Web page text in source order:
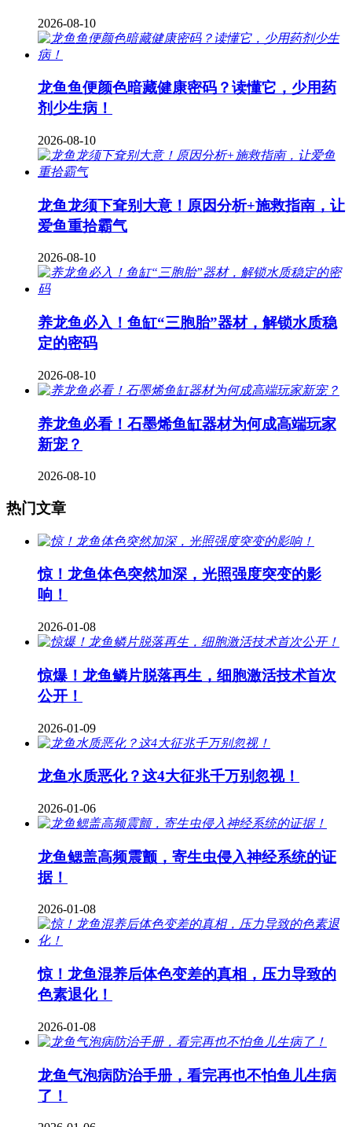
2026-08-10
龙鱼鱼便颜色暗藏健康密码？读懂它，少用药
剂少生病！
2026-08-10
龙鱼龙须下耷别大意！原因分析+施救指南，让
爱鱼重拾霸气
2026-08-10
养龙鱼必入！鱼缸“三胞胎”器材，解锁水质稳
定的密码
2026-08-10
养龙鱼必看！石墨烯鱼缸器材为何成高端玩家
新宠？
2026-08-10
热门文章
惊！龙鱼体色突然加深，光照强度突变的影
响！
2026-01-08
惊爆！龙鱼鳞片脱落再生，细胞激活技术首次
公开！
2026-01-09
龙鱼水质恶化？这4大征兆千万别忽视！
2026-01-06
龙鱼鳃盖高频震颤，寄生虫侵入神经系统的证
据！
2026-01-08
惊！龙鱼混养后体色变差的真相，压力导致的
色素退化！
2026-01-08
龙鱼气泡病防治手册，看完再也不怕鱼儿生病
了！